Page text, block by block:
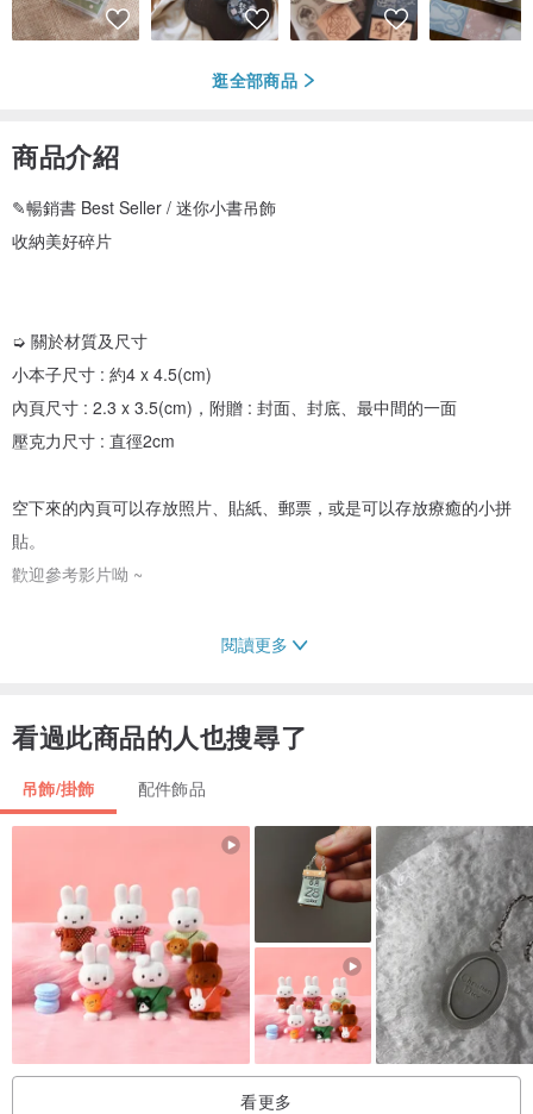
逛全部商品
商品介紹
✎暢銷書 Best Seller / 迷你小書吊飾
收納美好碎片
➭ 關於材質及尺寸
小本子尺寸 : 約4 x 4.5(cm)
內頁尺寸 : 2.3 x 3.5(cm)，附贈 : 封面、封底、最中間的一面
壓克力尺寸 : 直徑2cm
空下來的內頁可以存放照片、貼紙、郵票，或是可以存放療癒的小拼
貼。
歡迎參考影片呦 ~
* 圖案如受到凹折會破損，請務必注意
閱讀更多
看過此商品的人也搜尋了
吊飾/掛飾 配件飾品
看更多